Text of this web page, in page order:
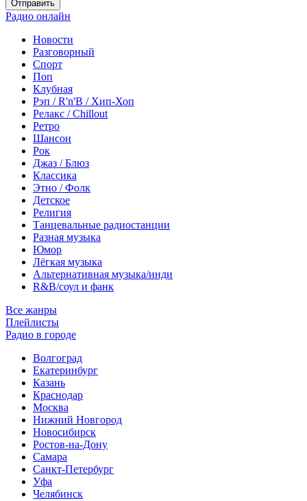
Отправить
Радио онлайн
Новости
Разговорный
Спорт
Поп
Клубная
Рэп / R'n'B / Хип-Хоп
Релакс / Chillout
Ретро
Шансон
Рок
Джаз / Блюз
Классика
Этно / Фолк
Детское
Религия
Танцевальные радиостанции
Разная музыка
Юмор
Лёгкая музыка
Альтернативная музыка/инди
R&B/cоул и фанк
Все жанры
Плейлисты
Радио в городе
Волгоград
Екатеринбург
Казань
Краснодар
Москва
Нижний Новгород
Новосибирск
Ростов-на-Дону
Самара
Санкт-Петербург
Уфа
Челябинск